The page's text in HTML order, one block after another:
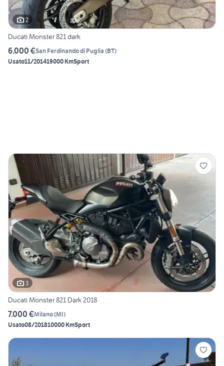
2
Ducati Monster 821 dark
6.000 €San Ferdinando di Puglia (BT)
Usato11/201419000 KmSport
3
Ducati Monster 821 Dark 2018
7.000 €Milano(MI)
Usato08/201810000 KmSport